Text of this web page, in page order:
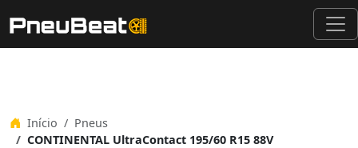
Início
Pneus
CONTINENTAL UltraContact 195/60 R15 88V